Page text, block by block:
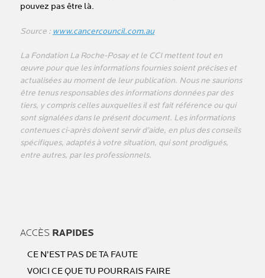
pouvez pas être là.
Source : www.cancercouncil.com.au
La Fondation La Roche-Posay et le CCI mettent tout en
œuvre pour que les informations fournies soient précises et
actualisées au moment de leur publication. Nous ne saurions
être tenus responsables des informations données par des
tiers, y compris celles auxquelles il est fait référence ou qui
sont signalées dans le présent document. Les informations
contenues ci-après doivent servir d’aide, en plus des conseils
spécifiques, adaptés à votre situation, qui sont prodigués,
entre autres, par les professionnels.
ACCÈS RAPIDES
CE N’EST PAS DE TA FAUTE
VOICI CE QUE TU POURRAIS FAIRE